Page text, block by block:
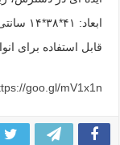
ابعاد: ۴١*٣٨*١۴ سانتی متر
قابل استفاده برای
goo.gl/mV1x1n